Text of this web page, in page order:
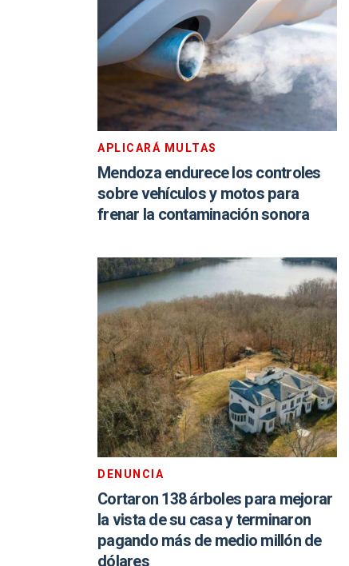
APLICARÁ MULTAS
Mendoza endurece los controles
sobre vehículos y motos para
frenar la contaminación sonora
DENUNCIA
Cortaron 138 árboles para mejorar
la vista de su casa y terminaron
pagando más de medio millón de